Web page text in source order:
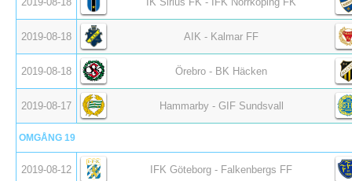
2019-08-18 AIK - Kalmar FF
2019-08-18 Örebro - BK Häcken
2019-08-17 Hammarby - GIF Sundsvall
OMGÅNG 19
2019-08-12 IFK Göteborg - Falkenbergs FF